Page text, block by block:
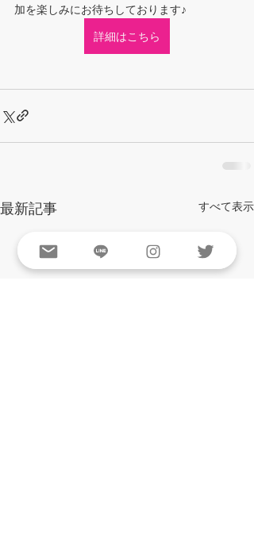
加を楽しみにお待ちしております♪
詳細はこちら
最新記事 すべて表示